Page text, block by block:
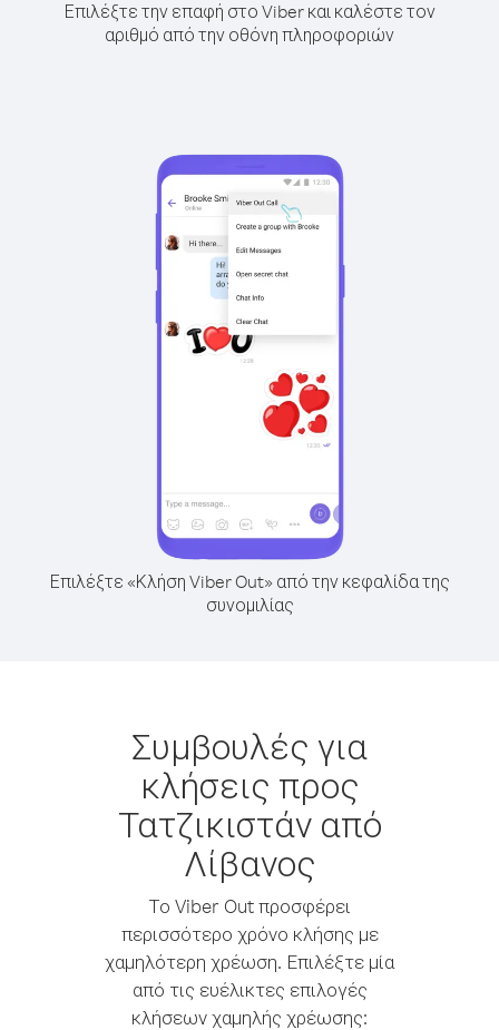
Επιλέξτε την επαφή στο Viber και καλέστε τον
αριθμό από την οθόνη πληροφοριών
Επιλέξτε «Κλήση Viber Out» από την κεφαλίδα της
συνομιλίας
Συμβουλές για
κλήσεις προς
Τατζικιστάν από
Λίβανος
Το Viber Out προσφέρει
περισσότερο χρόνο κλήσης με
χαμηλότερη χρέωση. Επιλέξτε μία
από τις ευέλικτες επιλογές
κλήσεων χαμηλής χρέωσης: